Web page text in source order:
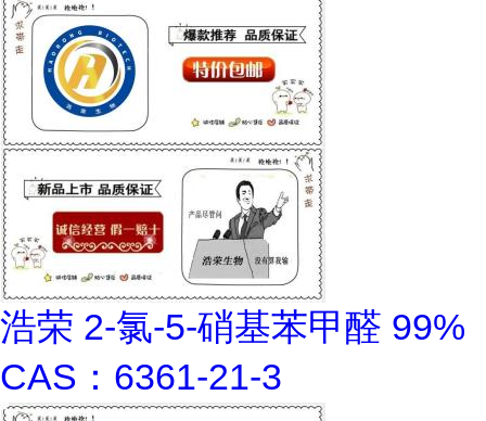
浩荣 2-氯-5-硝基苯甲醛 99%
CAS：6361-21-3